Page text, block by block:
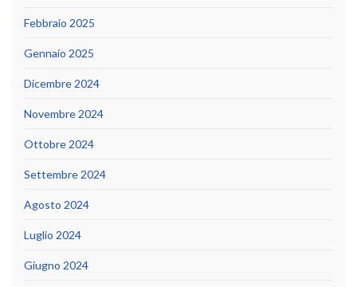
Febbraio 2025
Gennaio 2025
Dicembre 2024
Novembre 2024
Ottobre 2024
Settembre 2024
Agosto 2024
Luglio 2024
Giugno 2024